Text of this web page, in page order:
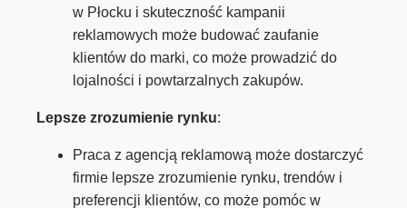
w Płocku i skuteczność kampanii
reklamowych może budować zaufanie
klientów do marki, co może prowadzić do
lojalności i powtarzalnych zakupów.
Lepsze zrozumienie rynku:
Praca z agencją reklamową może dostarczyć
firmie lepsze zrozumienie rynku, trendów i
preferencji klientów, co może pomóc w